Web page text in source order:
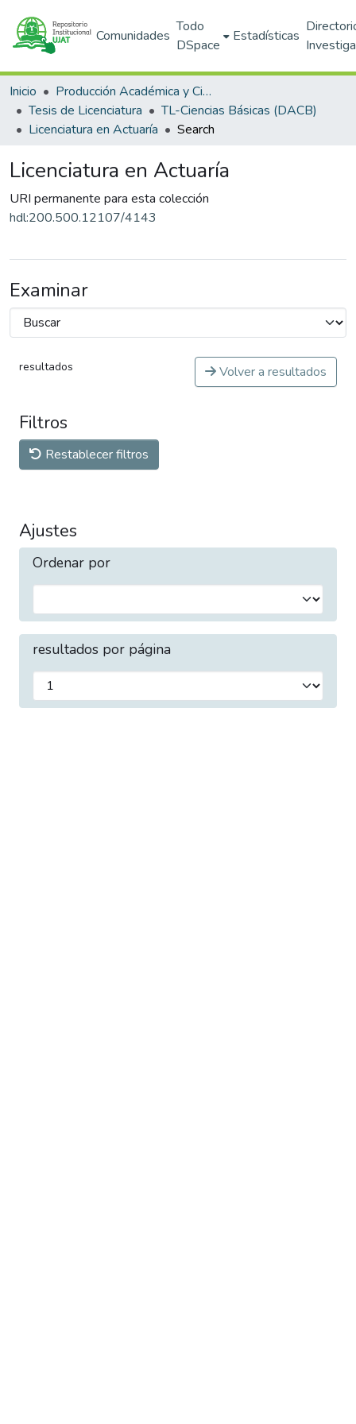
Comunidades
Todo
DSpace
Estadísticas
Inicio
Producción Académica y Científica
Tesis de Licenciatura
TL-Ciencias Básicas (DACB)
Licenciatura en Actuaría
Search
Licenciatura en Actuaría
URI permanente para esta colección
hdl:200.500.12107/4143
Examinar
resultados Volver a resultados
Filtros
Restablecer filtros
Ajustes
Ordenar por
resultados por página